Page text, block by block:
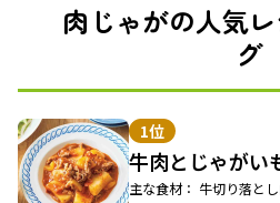
肉じゃがの人気
グ
1位
牛肉とじゃがい
主な食材： 牛切り落と